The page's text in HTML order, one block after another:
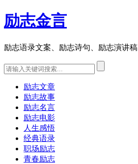
励志金言
励志语录文案、励志诗句、励志演讲稿
励志文章
励志故事
励志名言
励志电影
人生感悟
经典语录
职场励志
青春励志